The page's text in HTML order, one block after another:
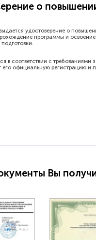
о
удостоверение о
программы и
в соответствии с
официальную регистрацию и
Вы